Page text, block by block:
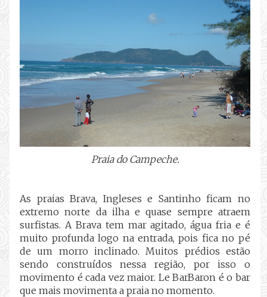
Praia do Campeche.
As praias Brava, Ingleses e Santinho ficam no
extremo norte da ilha e quase sempre atraem
surfistas. A Brava tem mar agitado, água fria e é
muito profunda logo na entrada, pois fica no pé
de um morro inclinado. Muitos prédios estão
sendo construídos nessa região, por isso o
movimento é cada vez maior. Le BarBaron é o bar
que mais movimenta a praia no momento.